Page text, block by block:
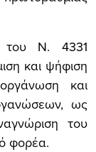
του Ν. 4331
και ψήφιση
και
ως
του
φορέα.